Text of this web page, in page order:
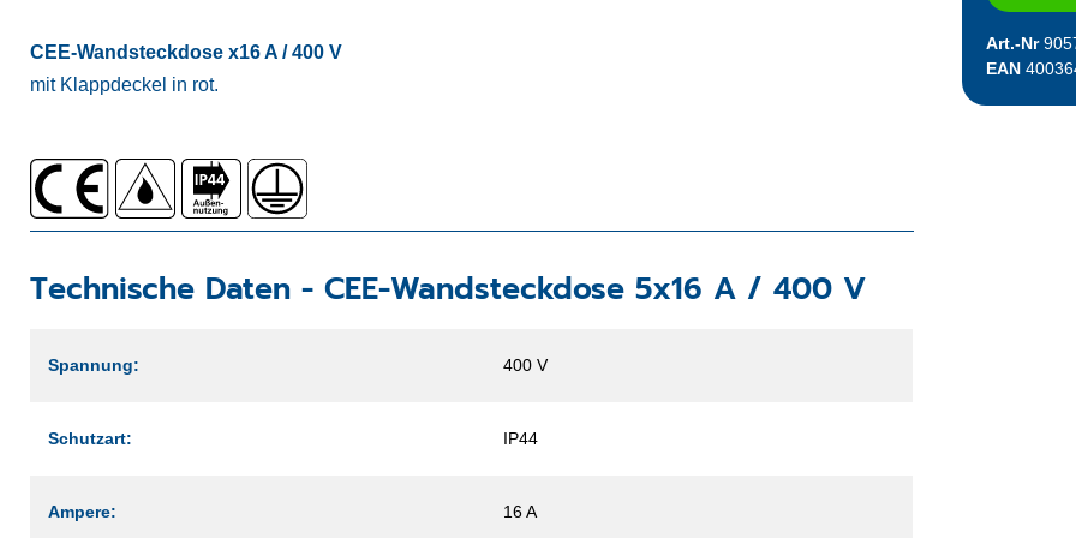
CEE-Wandsteckdose x16 A / 400 V
mit Klappdeckel in rot.
Technische Daten - CEE-Wandsteckdose 5x16 A / 400 V
Spannung: 400 V
Schutzart: IP44
Ampere: 16 A
Art.-Nr
EAN